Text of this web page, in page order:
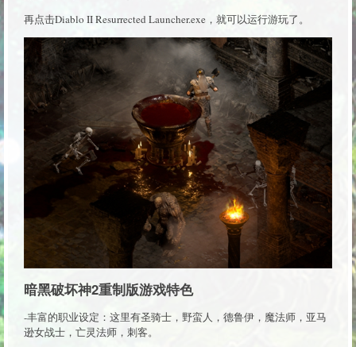
再点击Diablo II Resurrected Launcher.exe，就可以运行游玩了。
暗黑破坏神2重制版游戏特色
-丰富的职业设定：这里有圣骑士，野蛮人，德鲁伊，魔法师，亚马
逊女战士，亡灵法师，刺客。